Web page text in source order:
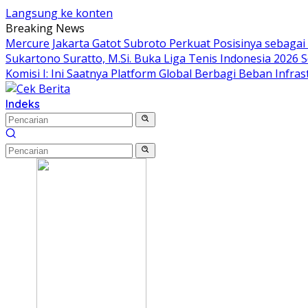
Langsung ke konten
Breaking News
Mercure Jakarta Gatot Subroto Perkuat Posisinya
Sukartono Suratto, M.Si. Buka Liga Tenis Indonesia 2026
Komisi I: Ini Saatnya Platform Global Berbagi Beban
Indeks